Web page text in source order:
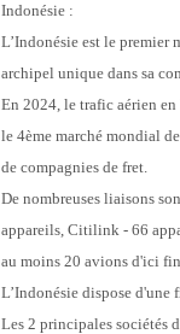
Indonésie :
L’Indonésie est le premier
archipel unique dans sa
En 2024, le trafic aérien
le 4ème marché mondial
de compagnies de fret.
De nombreuses liaisons
appareils, Citilink - 66
au moins 20 avions d'ici
L’Indonésie dispose
Les 2 principales sociétés